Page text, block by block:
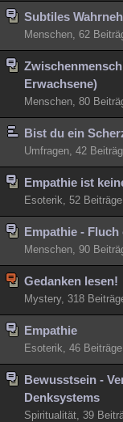
Subtiles
Menschen, 62
Erwachsene)
Menschen, 80
Bist du ein
Umfragen, 42
Empathie ist
Esoterik, 52
Empathie - Fluch
Menschen, 90
Gedanken lesen!
Mystery, 318
Empathie
Esoterik, 46
Bewusstsein -
Denksystems
Spiritualität, 39